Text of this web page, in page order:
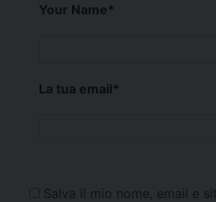
Your Name*
La tua email*
Salva il mio nome, email e